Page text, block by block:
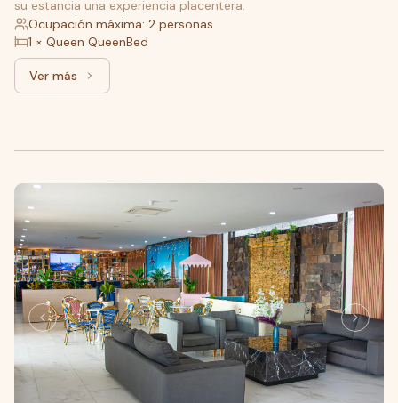
su estancia una experiencia placentera.
Ocupación máxima: 2 personas
1 × Queen QueenBed
Ver másVer más: Estándar, 1 cama King